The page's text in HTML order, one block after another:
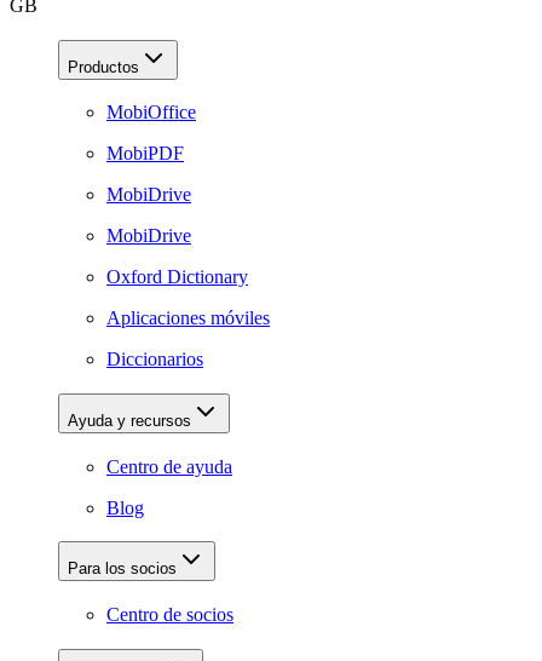
GB
Productos
MobiOffice
MobiPDF
MobiDrive
MobiDrive
Oxford Dictionary
Aplicaciones móviles
Diccionarios
Ayuda y recursos
Centro de ayuda
Blog
Para los socios
Centro de socios